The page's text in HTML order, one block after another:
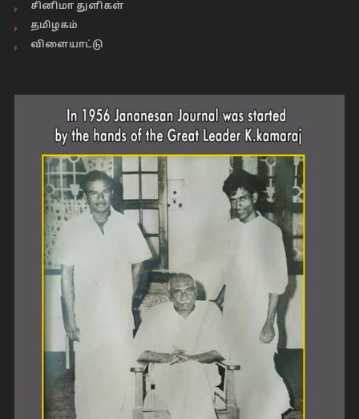
சினிமா துளிகள்
தமிழகம்
விளையாட்டு